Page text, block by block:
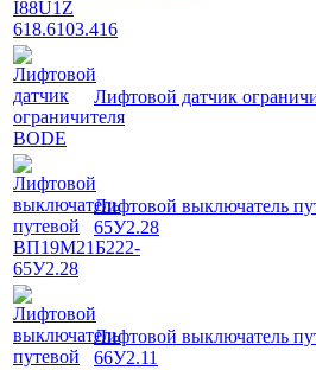
Лифтовой датчик
Лифтовой выключатель
65У2.28
Лифтовой выключатель
66У2.11